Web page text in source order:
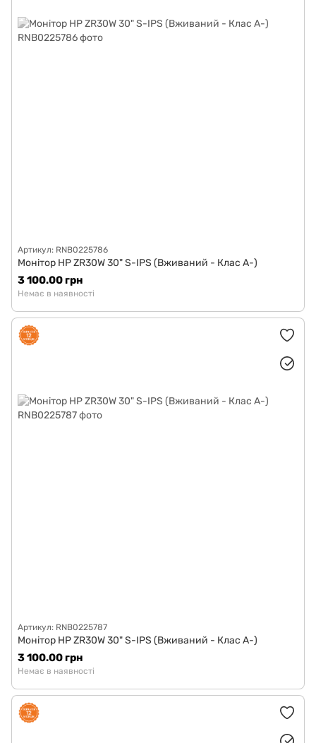
Артикул: RNB0225786
Монітор HP ZR30W 30" S-IPS (Вживаний - Клас A-)
3 100.00 грн
Немає в наявності
Артикул: RNB0225787
Монітор HP ZR30W 30" S-IPS (Вживаний - Клас A-)
3 100.00 грн
Немає в наявності